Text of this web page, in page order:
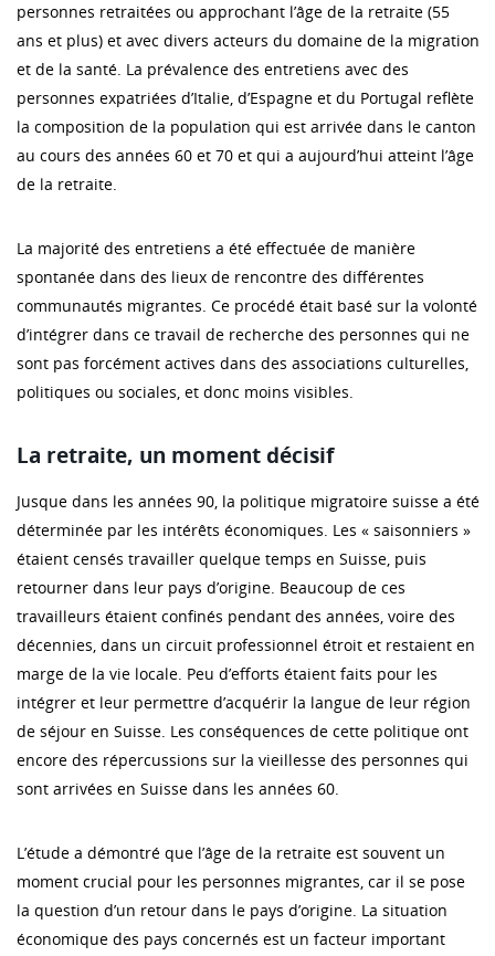
personnes retraitées ou approchant l’âge de la retraite (55
ans et plus) et avec divers acteurs du domaine de la migration
et de la santé. La prévalence des entretiens avec des
personnes expatriées d’Italie, d’Espagne et du Portugal reflète
la composition de la population qui est arrivée dans le canton
au cours des années 60 et 70 et qui a aujourd’hui atteint l’âge
de la retraite.
La majorité des entretiens a été effectuée de manière
spontanée dans des lieux de rencontre des différentes
communautés migrantes. Ce procédé était basé sur la volonté
d’intégrer dans ce travail de recherche des personnes qui ne
sont pas forcément actives dans des associations culturelles,
politiques ou sociales, et donc moins visibles.
La retraite, un moment décisif
Jusque dans les années 90, la politique migratoire suisse a été
déterminée par les intérêts économiques. Les « saisonniers »
étaient censés travailler quelque temps en Suisse, puis
retourner dans leur pays d’origine. Beaucoup de ces
travailleurs étaient confinés pendant des années, voire des
décennies, dans un circuit professionnel étroit et restaient en
marge de la vie locale. Peu d’efforts étaient faits pour les
intégrer et leur permettre d’acquérir la langue de leur région
de séjour en Suisse. Les conséquences de cette politique ont
encore des répercussions sur la vieillesse des personnes qui
sont arrivées en Suisse dans les années 60.
L’étude a démontré que l’âge de la retraite est souvent un
moment crucial pour les personnes migrantes, car il se pose
la question d’un retour dans le pays d’origine. La situation
économique des pays concernés est un facteur important